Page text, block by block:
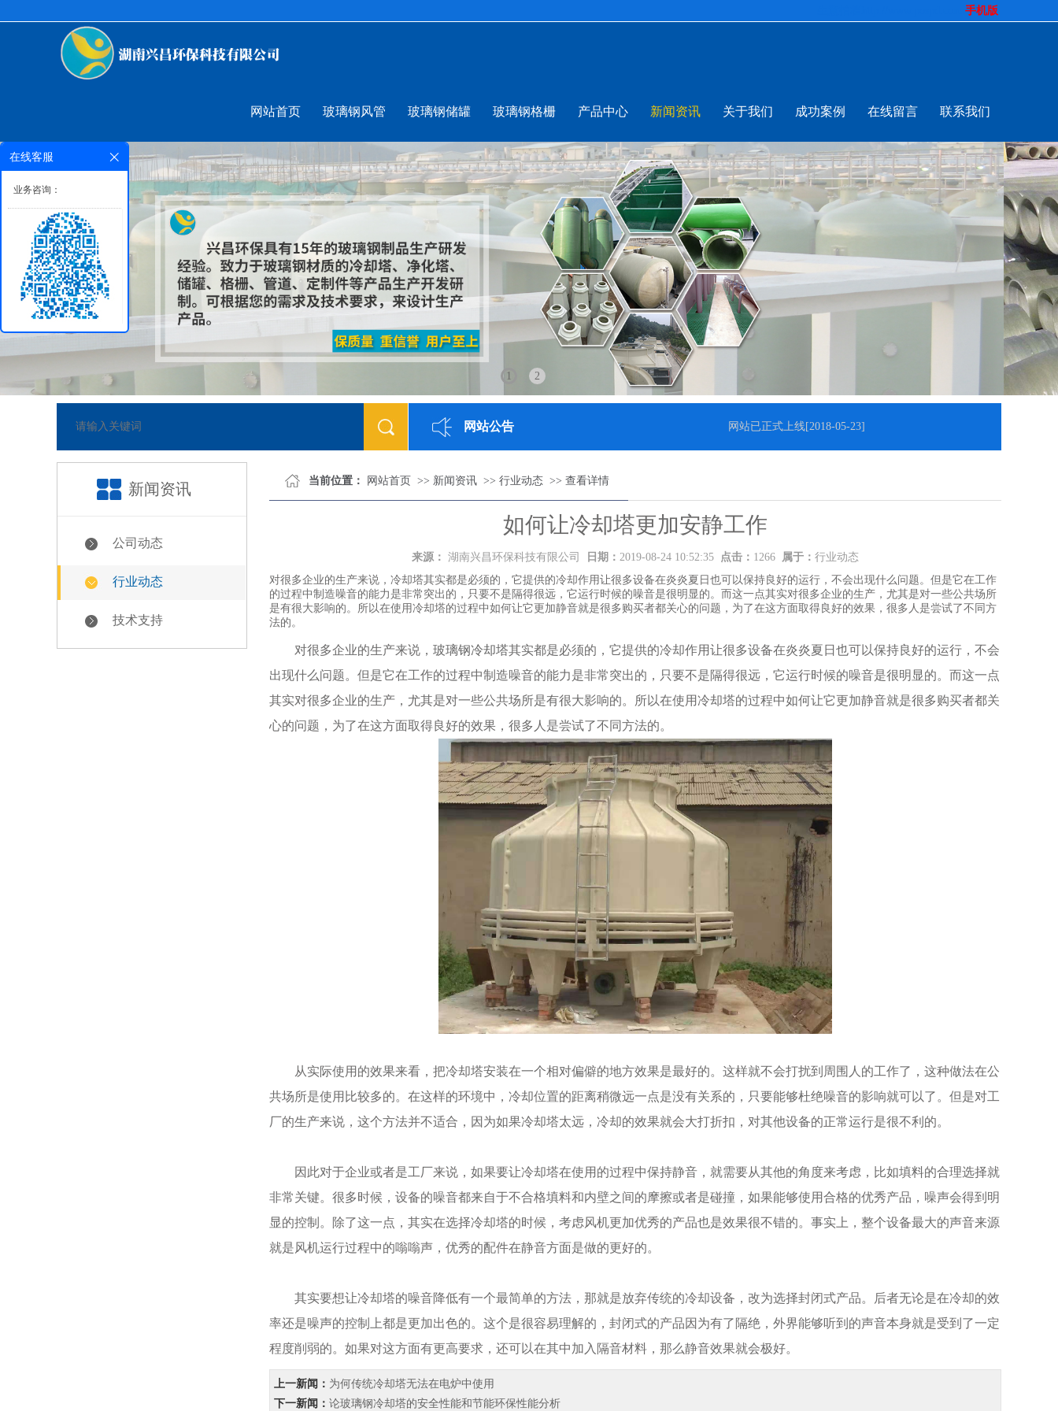
手机版
网站首页 玻璃钢风管 玻璃钢储罐 玻璃钢格栅 产品中心 新闻资讯 关于我们 成功案例 在线留言 联系我们
1 2
网站公告
[2018-05-23] 网站已正式上线 [2018-05-23] 网站已正式上线[2018-05-23]
新闻资讯
公司动态
行业动态
技术支持
当前位置： 网站首页 >> 新闻资讯 >> 行业动态 >> 查看详情
如何让冷却塔更加安静工作
来源： 湖南兴昌环保科技有限公司 日期： 2019-08-24 10:52:35 点击： 1266 属于： 行业动态
对很多企业的生产来说，冷却塔其实都是必须的，它提供的冷却作用让很多设备在炎炎夏日也可以保持良好的运行，不会出现什么问题。但是它在工作
的过程中制造噪音的能力是非常突出的，只要不是隔得很远，它运行时候的噪音是很明显的。而这一点其实对很多企业的生产，尤其是对一些公共场所
是有很大影响的。所以在使用冷却塔的过程中如何让它更加静音就是很多购买者都关心的问题，为了在这方面取得良好的效果，很多人是尝试了不同方
法的。
对很多企业的生产来说， 玻璃钢冷却塔其实都是必须的，它提供的冷却作用让很多设备在炎炎夏日也可以保持良好的运行，不会
出现什么问题。但是它在工作的过程中制造噪音的能力是非常突出的，只要不是隔得很远，它运行时候的噪音是很明显的。而这一点
其实对很多企业的生产，尤其是对一些公共场所是有很大影响的。所以在使用冷却塔的过程中如何让它更加静音就是很多购买者都关
心的问题，为了在这方面取得良好的效果，很多人是尝试了不同方法的。
从实际使用的效果来看，把冷却塔安装在一个相对偏僻的地方效果是最好的。这样就不会打扰到周围人的工作了，这种做法在公
共场所是使用比较多的。在这样的环境中，冷却位置的距离稍微远一点是没有关系的，只要能够杜绝噪音的影响就可以了。但是对工
厂的生产来说，这个方法并不适合，因为如果冷却塔太远，冷却的效果就会大打折扣，对其他设备的正常运行是很不利的。
因此对于企业或者是工厂来说，如果要让冷却塔在使用的过程中保持静音，就需要从其他的角度来考虑，比如填料的合理选择就
非常关键。很多时候，设备的噪音都来自于不合格填料和内壁之间的摩擦或者是碰撞，如果能够使用合格的优秀产品，噪声会得到明
显的控制。除了这一点，其实在选择冷却塔的时候，考虑风机更加优秀的产品也是效果很不错的。事实上，整个设备最大的声音来源
就是风机运行过程中的嗡嗡声，优秀的配件在静音方面是做的更好的。
其实要想让冷却塔的噪音降低有一个最简单的方法，那就是放弃传统的冷却设备，改为选择封闭式产品。后者无论是在冷却的效
率还是噪声的控制上都是更加出色的。这个是很容易理解的，封闭式的产品因为有了隔绝，外界能够听到的声音本身就是受到了一定
程度削弱的。如果对这方面有更高要求，还可以在其中加入隔音材料，那么静音效果就会极好。
上一新闻： 为何传统冷却塔无法在电炉中使用
下一新闻： 论玻璃钢冷却塔的安全性能和节能环保性能分析
在线客服
业务咨询：